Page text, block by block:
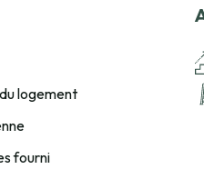
logement
fourni